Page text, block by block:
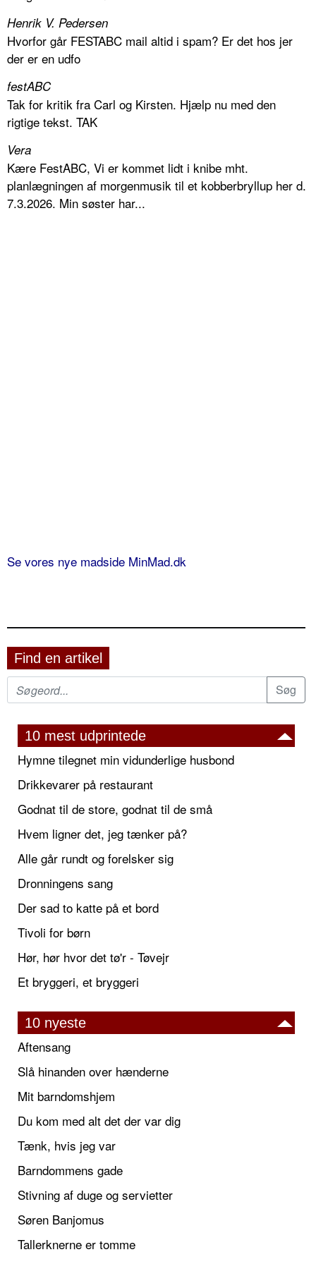
Henrik V. Pedersen
Hvorfor går FESTABC mail altid i spam? Er det hos jer
der er en udfo
festABC
Tak for kritik fra Carl og Kirsten. Hjælp nu med den
rigtige tekst. TAK
Vera
Kære FestABC, Vi er kommet lidt i knibe mht.
planlægningen af morgenmusik til et kobberbryllup her d.
7.3.2026. Min søster har...
Se vores nye madside MinMad.dk
Find en artikel
10 mest udprintede
Hymne tilegnet min vidunderlige husbond
Drikkevarer på restaurant
Godnat til de store, godnat til de små
Hvem ligner det, jeg tænker på?
Alle går rundt og forelsker sig
Dronningens sang
Der sad to katte på et bord
Tivoli for børn
Hør, hør hvor det tø'r - Tøvejr
Et bryggeri, et bryggeri
10 nyeste
Aftensang
Slå hinanden over hænderne
Mit barndomshjem
Du kom med alt det der var dig
Tænk, hvis jeg var
Barndommens gade
Stivning af duge og servietter
Søren Banjomus
Tallerknerne er tomme